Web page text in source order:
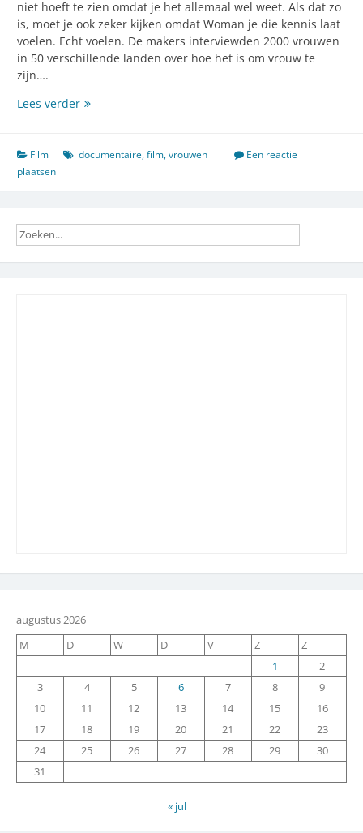
niet hoeft te zien omdat je het allemaal wel weet. Als dat zo
is, moet je ook zeker kijken omdat Woman je die kennis laat
voelen. Echt voelen. De makers interviewden 2000 vrouwen
in 50 verschillende landen over hoe het is om vrouw te
zijn….
Lees verderWoman,
zou
moeten
Film documentaire,film,vrouwen
Een reactie
plaatsen
augustus 2026
M
D W D V Z
Z
1
2
3
4 5 6 7 8
9
10
11 12 13 14 15
16
17
18 19 20 21 22
23
24
25 26 27 28 29
30
31
« jul